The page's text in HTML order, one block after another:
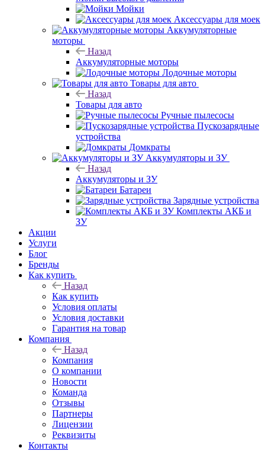
Мойки
Аксессуары для моек
Аккумуляторные
моторы
Назад
Аккумуляторные моторы
Лодочные моторы
Товары для авто
Назад
Товары для авто
Ручные пылесосы
Пускозарядные
устройства
Домкраты
Аккумуляторы и ЗУ
Назад
Аккумуляторы и ЗУ
Батареи
Зарядные устройства
Комплекты АКБ и
ЗУ
Акции
Услуги
Блог
Бренды
Как купить
Назад
Как купить
Условия оплаты
Условия доставки
Гарантия на товар
Компания
Назад
Компания
О компании
Новости
Команда
Отзывы
Партнеры
Лицензии
Реквизиты
Контакты